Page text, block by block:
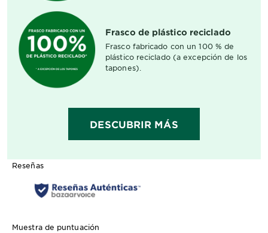
Frasco de plástico reciclado
Frasco fabricado con un 100 % de
plástico reciclado (a excepción de los
tapones).
DESCUBRIR MÁS
Reseñas
Muestra de puntuación